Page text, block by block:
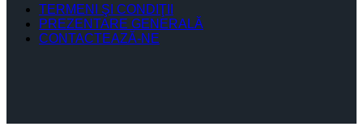
TERMENI ŞI CONDIŢII
PREZENTARE GENERALĂ
CONTACTEAZĂ-NE